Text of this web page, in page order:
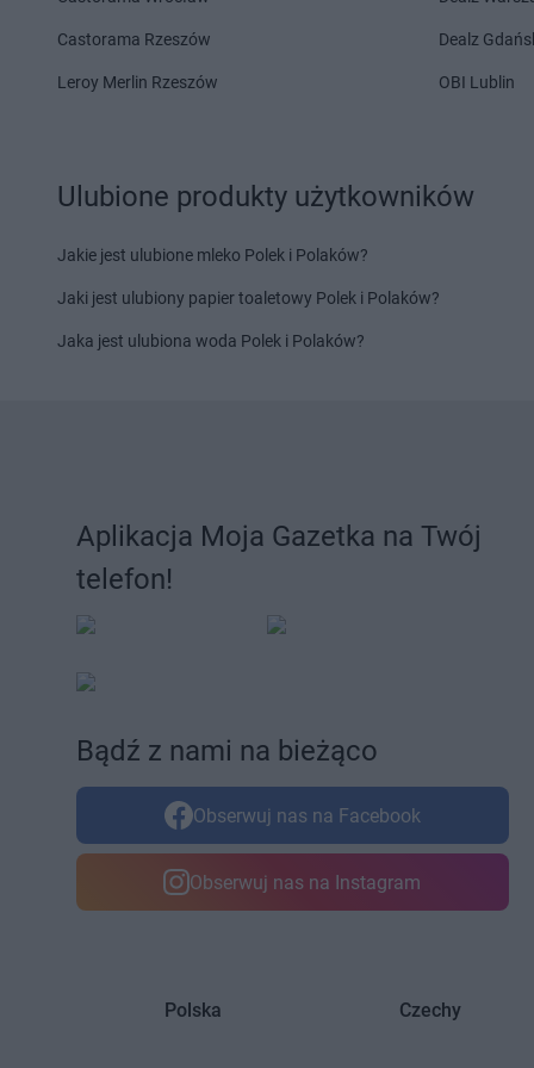
Twój Market Zagórów
Twój Market Żerków
Castorama Rzeszów
Leroy Merlin Rzeszów
Dealz
OBI Lublin
Ulubione produkty użytkowników
Jakie jest ulubione mleko Polek i Polaków?
Jaki jest ulubiony papier toaletowy Polek i Polaków?
Jaka jest ulubiona woda Polek i Polaków?
Aplikacja Moja Gazetka na Twój
telefon!
Bądź z nami na bieżąco
Obserwuj nas na Facebook
Obserwuj nas na Instagram
Polska Czechy